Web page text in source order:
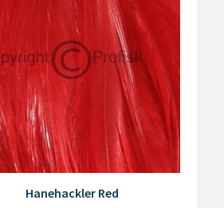
Hanehackler Red